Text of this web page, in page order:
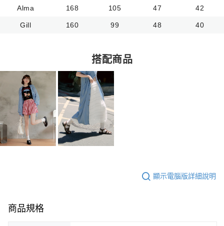
Alma 168 105 47 42
Gill 160 99 48 40
搭配商品
顯示電腦版詳細說明
商品規格